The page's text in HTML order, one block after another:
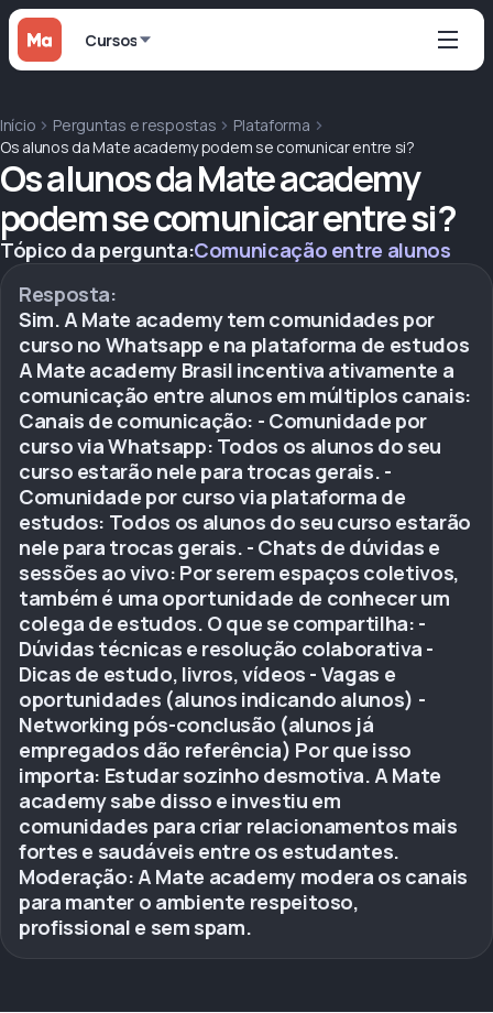
Cursos
Início Perguntas e respostas
Plataforma
Os alunos da Mate academy podem se comunicar entre si?
Os alunos da Mate academy
podem se comunicar entre si?
Tópico da pergunta:Comunicação entre alunos
Resposta:
Sim. A Mate academy tem comunidades por
curso no Whatsapp e na plataforma de estudos
A Mate academy Brasil incentiva ativamente a
comunicação entre alunos em múltiplos canais:
Canais de comunicação: - Comunidade por
curso via Whatsapp: Todos os alunos do seu
curso estarão nele para trocas gerais. -
Comunidade por curso via plataforma de
estudos: Todos os alunos do seu curso estarão
nele para trocas gerais. - Chats de dúvidas e
sessões ao vivo: Por serem espaços coletivos,
também é uma oportunidade de conhecer um
colega de estudos. O que se compartilha: -
Dúvidas técnicas e resolução colaborativa -
Dicas de estudo, livros, vídeos - Vagas e
oportunidades (alunos indicando alunos) -
Networking pós-conclusão (alunos já
empregados dão referência) Por que isso
importa: Estudar sozinho desmotiva. A Mate
academy sabe disso e investiu em
comunidades para criar relacionamentos mais
fortes e saudáveis entre os estudantes.
Moderação: A Mate academy modera os canais
para manter o ambiente respeitoso,
profissional e sem spam.